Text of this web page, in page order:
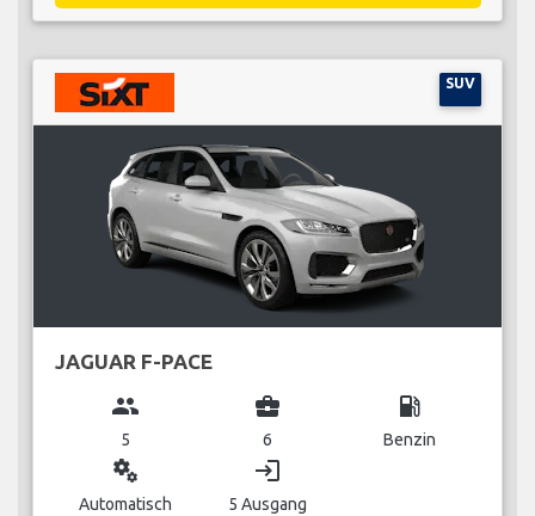
SUV
JAGUAR F-PACE
group
5
business_center
6
local_gas_station
Benzin
miscellaneous_services
Automatisch
login
5 Ausgang